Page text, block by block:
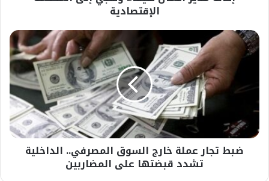
الإقتصادية
ضبط
تجار
السوق
المصرفي..
الداخلية
تشدد
قبضتها
ضبط تجار عملة خارج السوق المصرفي.. الداخلية
تشدد قبضتها على المضاربين